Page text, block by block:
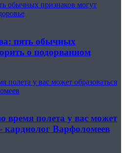
обычных признаков могут
пять обычных
о подорванном
полета у вас может образоваться
время полета у вас может
кардиолог Варфоломеев